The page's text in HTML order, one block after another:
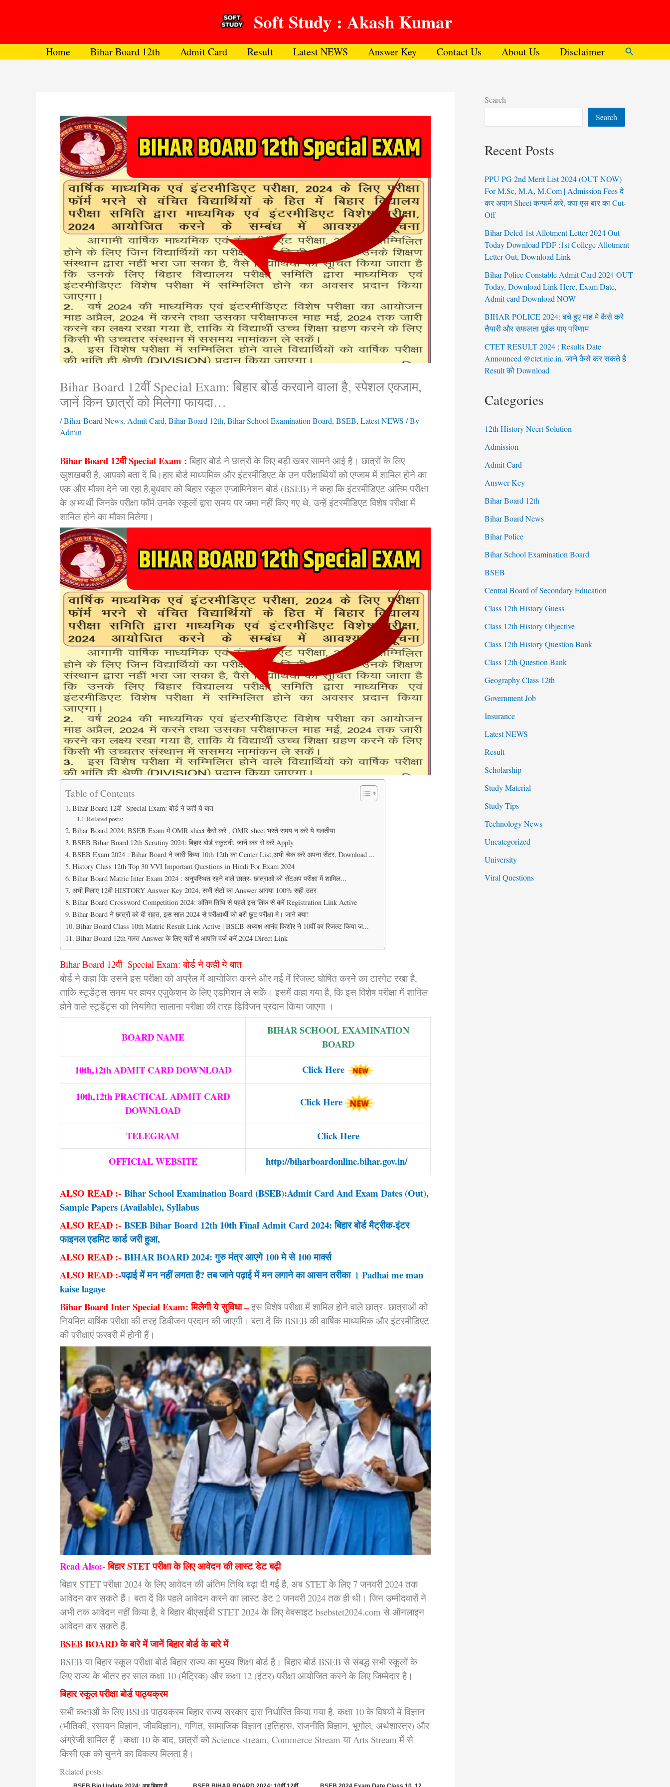
Soft Study : Akash Kumar
Home Bihar Board 12th Admit Card Result Latest NEWS Answer Key Contact Us About Us Disclaimer Search
Bihar Board 12वीं Special Exam: बिहार बोर्ड करवाने वाला है, स्पेशल एक्जाम,
जानें किन छात्रों को मिलेगा फायदा…
/Bihar Board News, Admit Card, Bihar Board 12th, Bihar School Examination Board, BSEB, Latest NEWS / By
Admin
Bihar Board 12वी Special Exam : बिहार बोर्ड ने छात्रों के लिए बड़ी खबर सामने आई है। छात्रों के लिए
खुशखबरी है, आपको बता दें बि।हार बोर्ड माध्यमिक और इंटरमीडिएट के उन परीक्षार्थियों को एग्जाम में शामिल होने का
एक और मौका देने जा रहा है,बुधवार को बिहार स्कूल एग्जामिनेशन बोर्ड (BSEB) ने कहा कि इंटरमीडिएट अंतिम परीक्षा
के अभ्यर्थी जिनके परीक्षा फॉर्म उनके स्कूलों द्वारा समय पर जमा नहीं किए गए थे, उन्हें इंटरमीडिएट विशेष परीक्षा में
शामिल होने का मौका मिलेगा।
Table of Contents
Bihar Board 12वी Special Exam: बोर्ड ने कही ये बात
Related posts:
Bihar Board 2024: BSEB Exam मे OMR sheet कैसे करे , OMR sheet भरते समय न करे ये गलतीया
BSEB Bihar Board 12th Scrutiny 2024: बिहार बोर्ड स्कूटनी, जानें कब से करें Apply
BSEB Exam 2024 : Bihar Board ने जारी किया 10th 12th का Center List,अभी चेक करे अपना सेंटर, Download ...
History Class 12th Top 30 VVI Important Questions in Hindi For Exam 2024
Bihar Board Matric Inter Exam 2024 : अनुपस्थित रहने वाले छात्र- छात्राओं को सेंटअप परीक्षा में शामिल...
अभी मिलाए 12वी HISTORY Answer Key 2024, सभी सेटों का Answer आगया 100% सही उतर
Bihar Board Crossword Competition 2024: अंतिम तिथि से पहले इस लिंक से करें Registration Link Active
Bihar Board ने छात्रों को दी राहत, इस साल 2024 से परीक्षार्थी को बरी छूट परीक्षा मे। जाने क्या!
Bihar Board Class 10th Matric Result Link Active | BSEB अध्यक्ष आनंद किशोर ने 10वीं का रिजल्ट किया ज...
Bihar Board 12th गलत Answer के लिए यहाँ से आपत्ति दर्ज करें 2024 Direct Link
Bihar Board 12वी Special Exam: बोर्ड ने कही ये बात
बोर्ड ने कहा कि उसने इस परीक्षा को अप्रैल में आयोजित करने और मई में रिजल्ट घोषित करने का टारगेट रखा है,
ताकि स्टूडेंट्स समय पर हायर एजुकेशन के लिए एडमिशन ले सकें। इसमें कहा गया है, कि इस विशेष परीक्षा में शामिल
होने वाले स्टूडेंट्स को नियमित सालाना परीक्षा की तरह डिविजन प्रदान किया जाएगा ।
BOARD NAME
BIHAR SCHOOL EXAMINATION
BOARD
10th,12th ADMIT CARD DOWNLOAD
Click Here
10th,12th PRACTICAL ADMIT CARD
DOWNLOAD
Click Here
TELEGRAM
Click Here
OFFICIAL WEBSITE
http://biharboardonline.bihar.gov.in/
ALSO READ :- Bihar School Examination Board (BSEB):Admit Card And Exam Dates (Out),
Sample Papers (Available), Syllabus
ALSO READ :- BSEB Bihar Board 12th 10th Final Admit Card 2024: बिहार बोर्ड मैट्रीक-इंटर
फाइनल एडमिट कार्ड जरी हुआ,
ALSO READ :- BIHAR BOARD 2024: गुरु मंत्र आएगे 100 मे से 100 मार्क्स
ALSO READ :-पढ़ाई में मन नहीं लगता है? तब जाने पढ़ाई में मन लगाने का आसन तरीका । Padhai me man
kaise lagaye
Bihar Board Inter Special Exam: मिलेगी ये सुविधा –इस विशेष परीक्षा में शामिल होने वाले छात्र- छात्राओं को
नियमित वार्षिक परीक्षा की तरह डिवीजन प्रदान की जाएगी। बता दें कि BSEB की वार्षिक माध्यमिक और इंटरमीडिएट
की परीक्षाएं फरवरी में होनी हैं।
Read Also:-बिहार STET परीक्षा के लिए आवेदन की लास्ट डेट बढ़ी
बिहार STET परीक्षा 2024 के लिए आवेदन की अंतिम तिथि बढ़ा दी गई है, अब STET के लिए 7 जनवरी 2024 तक
आवेदन कर सकते हैं। बता दें कि पहले आवेदन करने का लास्ट डेट 2 जनवरी 2024 तक ही थी। जिन उम्मीदवारों ने
अभी तक आवेदन नहीं किया है, वे बिहार बीएसईबी STET 2024 के लिए वेबसाइट bsebstet2024.com से ऑनलाइन
आवेदन कर सकते हैं.
BSEB BOARD के बारे में जानें बिहार बोर्ड के बारे में
BSEB या बिहार स्कूल परीक्षा बोर्ड बिहार राज्य का मुख्य शिक्षा बोर्ड है। बिहार बोर्ड BSEB से संबद्ध सभी स्कूलों के
लिए राज्य के भीतर हर साल कक्षा 10 (मैट्रिक) और कक्षा 12 (इंटर) परीक्षा आयोजित करने के लिए जिम्मेदार है।
बिहार स्कूल परीक्षा बोर्ड पाठ्यक्रम
सभी कक्षाओं के लिए BSEB पाठ्यक्रम बिहार राज्य सरकार द्वारानिर्धारित किया गया है. कक्षा 10 के विषयों में विज्ञान
(भौतिकी, रसायन विज्ञान, जीवविज्ञान), गणित, सामाजिक विज्ञान (इतिहास, राजनीति विज्ञान, भूगोल, अर्थशास्त्र) और
अंग्रेजी शामिल हैं ।कक्षा 10 के बाद, छात्रों को Science stream, Commerce Stream या Arts Stream में से
किसी एक को चुनने का विकल्प मिलता है।
Related posts:
Search
Search
Recent Posts
PPU PG 2nd Merit List 2024 (OUT NOW)
For M.Sc, M.A, M.Com | Admission Fees दे
कर अपान Sheet कन्फर्म करे, क्या एस बार का Cut-
Off
Bihar Deled 1st Allotment Letter 2024 Out
Today Download PDF :1st College Allotment
Letter Out, Download Link
Bihar Police Constable Admit Card 2024 OUT
Today, Download Link Here, Exam Date,
Admit card Download NOW
BIHAR POLICE 2024: बचे हुए माह मे कैसे करे
तैयारी और सफलता पूर्वक पाए परिणाम
CTET RESULT 2024 : Results Date
Announced @ctet.nic.in. जाने कैसे कर सकते है
Result को Download
Categories
12th History Ncert Solution
Admission
Admit Card
Answer Key
Bihar Board 12th
Bihar Board News
Bihar Police
Bihar School Examination Board
BSEB
Central Board of Secondary Education
Class 12th History Guess
Class 12th History Objective
Class 12th History Question Bank
Class 12th Question Bank
Geography Class 12th
Government Job
Insurance
Latest NEWS
Result
Scholarship
Study Material
Study Tips
Technology News
Uncategorized
University
Viral Questions